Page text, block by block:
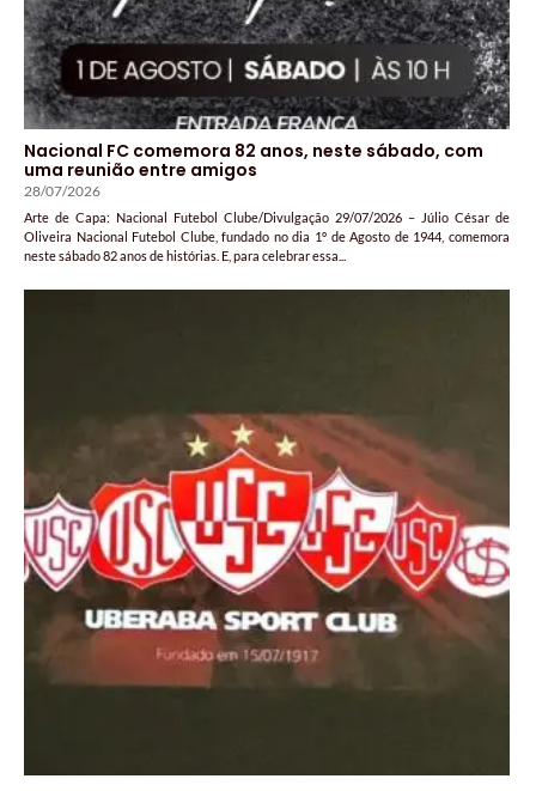
Nacional FC comemora 82 anos, neste sábado, com
uma reunião entre amigos
28/07/2026
Arte de Capa: Nacional Futebol Clube/Divulgação 29/07/2026 – Júlio César de
Oliveira Nacional Futebol Clube, fundado no dia 1º de Agosto de 1944, comemora
neste sábado 82 anos de histórias. E, para celebrar essa...